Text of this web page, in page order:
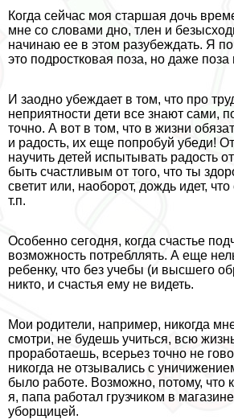
Когда сейчас моя старшая дочь
мне со словами дно, тлен и
начинаю ее в этом разубеждать. Я
это подростковая поза, но даже поза
И заодно убеждает в том, что про
неприятности дети все знают сами,
точно. А вот в том, что в жизни
и радость, их еще попробуй убеди!
научить детей испытывать радость
быть счастливым от того, что ты
светит или, наоборот, дождь идет, что
т.п.
Особенно сегодня, когда счастье
возможность потрeбллять. А еще
ребенку, что без учебы (и высшего
никто, и счастья ему не видеть.
Мои родители, например, никогда
смотри, не будешь учиться, всю
проработаешь, всерьез точно не
никогда не отзывались с
было работе. Возможно, потому, что
я, папа работал грузчиком в
уборщицей.